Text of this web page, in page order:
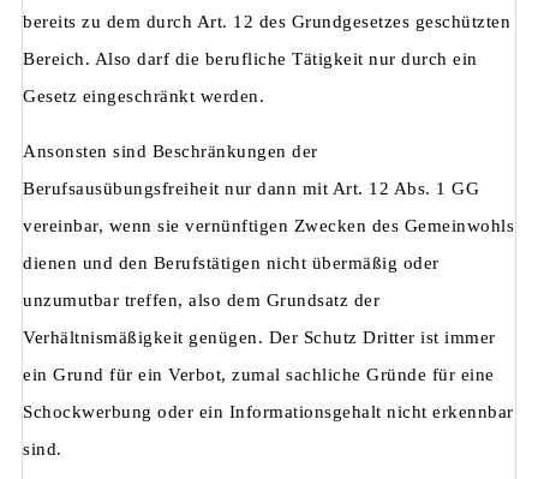
bereits zu dem durch Art. 12 des Grundgesetzes geschützten
Bereich. Also darf die berufliche Tätigkeit nur durch ein
Gesetz eingeschränkt werden.
Ansonsten sind Beschränkungen der
Berufsausübungsfreiheit nur dann mit Art. 12 Abs. 1 GG
vereinbar, wenn sie vernünftigen Zwecken des Gemeinwohls
dienen und den Berufstätigen nicht übermäßig oder
unzumutbar treffen, also dem Grundsatz der
Verhältnismäßigkeit genügen. Der Schutz Dritter ist immer
ein Grund für ein Verbot, zumal sachliche Gründe für eine
Schockwerbung oder ein Informationsgehalt nicht erkennbar
sind.